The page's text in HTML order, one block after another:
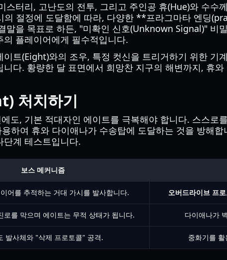
스터리, 고난도의 전투, 그리고 주인공 휴(Hue)와 수
의 절정에 도달함에 따라, 다양한 **프라그마타 엔딩
말을 목표로 하든, "미확인 신호(Unknown Signal)" 비
플레이어에게 필수적입니다.
트(Eight)와의 조우, 특정 컷신을 트리거하기 위한 기
다. 황량한 달 표면에서 희망찬 지구의 해변까지, 휴
처치하기
도, 기본 적대자인 에이트를 극복해야 합니다. 스스
하여 휴와 다이애나가 수송탑에 도달하는 것을 방해
단계 테스트입니다.
보스 메커니즘
어를 추적하는 거대 가시를 발사합니다. 오버드라이브 프
로를 막으며 에이트는 무적 상태가 됩니다. 다이애나가
발사체와 "삭제 프로토콜" 공격. 중화기를